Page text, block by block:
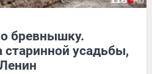
бревнышку.
старинной усадьбы,